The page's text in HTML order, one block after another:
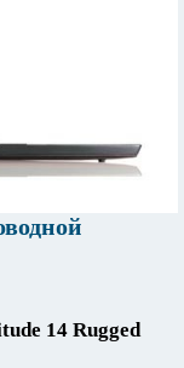
14 Rugged